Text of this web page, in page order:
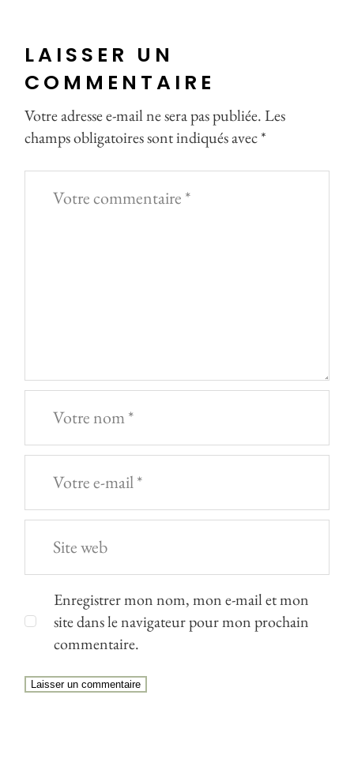
LAISSER UN
COMMENTAIRE
Votre adresse e-mail ne sera pas publiée. Les
champs obligatoires sont indiqués avec*
Enregistrer mon nom, mon e-mail et mon
site dans le navigateur pour mon prochain
commentaire.
Laisser un commentaire